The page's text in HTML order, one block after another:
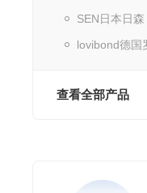
SEN日本日森
lovibond德国
查看全部产品